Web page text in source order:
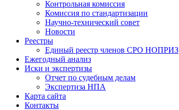
Контрольная комиссия
Комиссия по стандартизации
Научно-технический совет
Новости
Реестры
Единый реестр членов СРО НОПРИЗ
Ежегодный анализ
Иски и экспертизы
Отчет по судебным делам
Экспертиза НПА
Карта сайта
Контакты